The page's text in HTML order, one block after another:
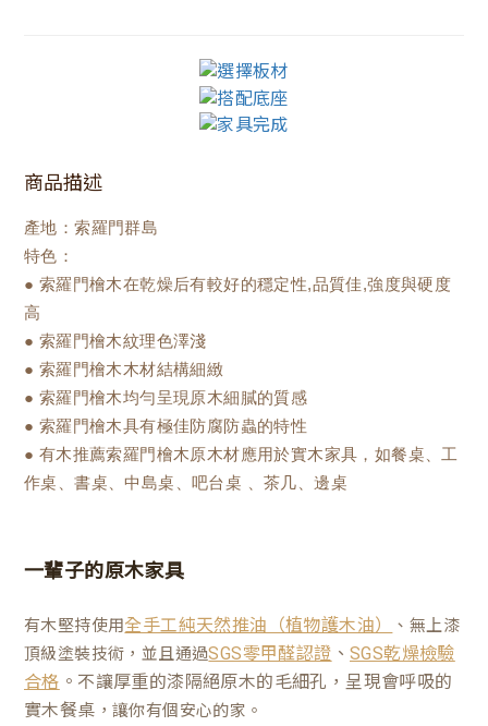
商品描述
產地：索羅門群島
特色：
● 索羅門檜木在乾燥后有較好的穩定性,品質佳,強度與硬度
高
● 索羅門檜木紋理色澤淺
● 索羅門檜木木材結構細緻
● 索羅門檜木均勻呈現原木細膩的質感
● 索羅門檜木具有極佳防腐防蟲的特性
● 有木推薦索羅門檜木原木材應用於實木家具，如餐桌、工
作桌、書桌、中島桌、吧台桌 、茶几、邊桌
一輩子的原木家具
有木堅持使用全手工純天然推油（植物護木油）
、無上漆
頂級塗裝技術，並且通過SGS零甲醛認證 、SGS乾燥檢驗
合格 。不讓厚重的漆隔絕原木的毛細孔，呈現會呼吸的
實木餐桌 ，讓你有個安心的家。